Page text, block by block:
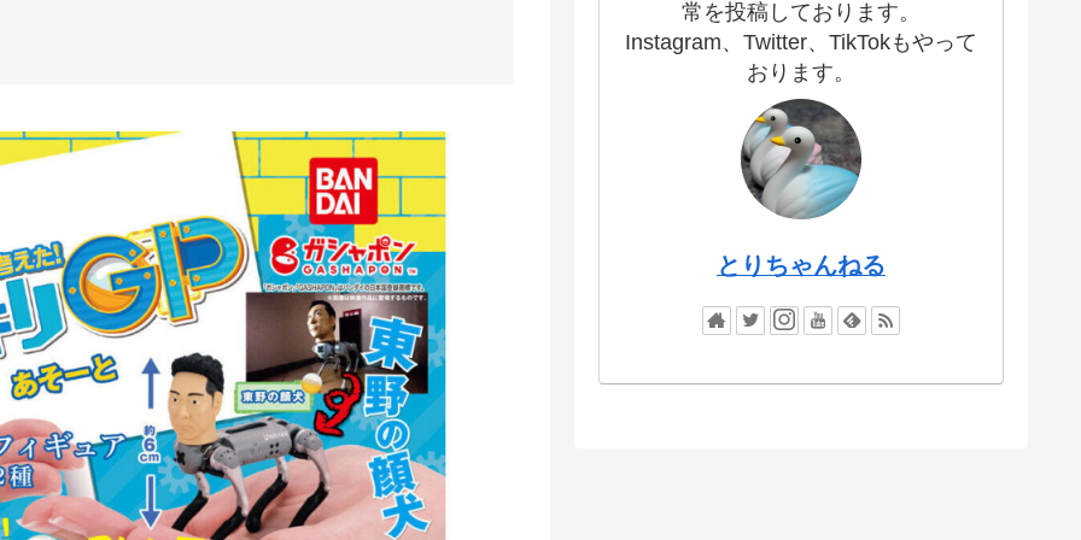
常を投稿しております。
Instagram、Twitter、TikTokもやって
おります。
とりちゃんねる